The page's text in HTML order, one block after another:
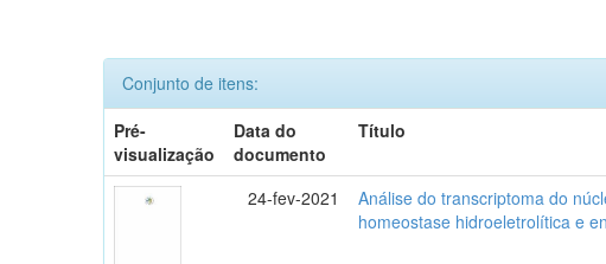
Conjunto de itens:
Pré-
visualização
Data do
documento
Título
24-fev-2021
Análise do transcriptoma do
homeostase hidroeletrolítica e